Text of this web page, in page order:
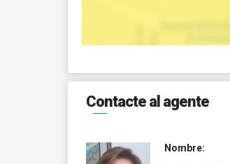
Contacte al agente
Nombre: